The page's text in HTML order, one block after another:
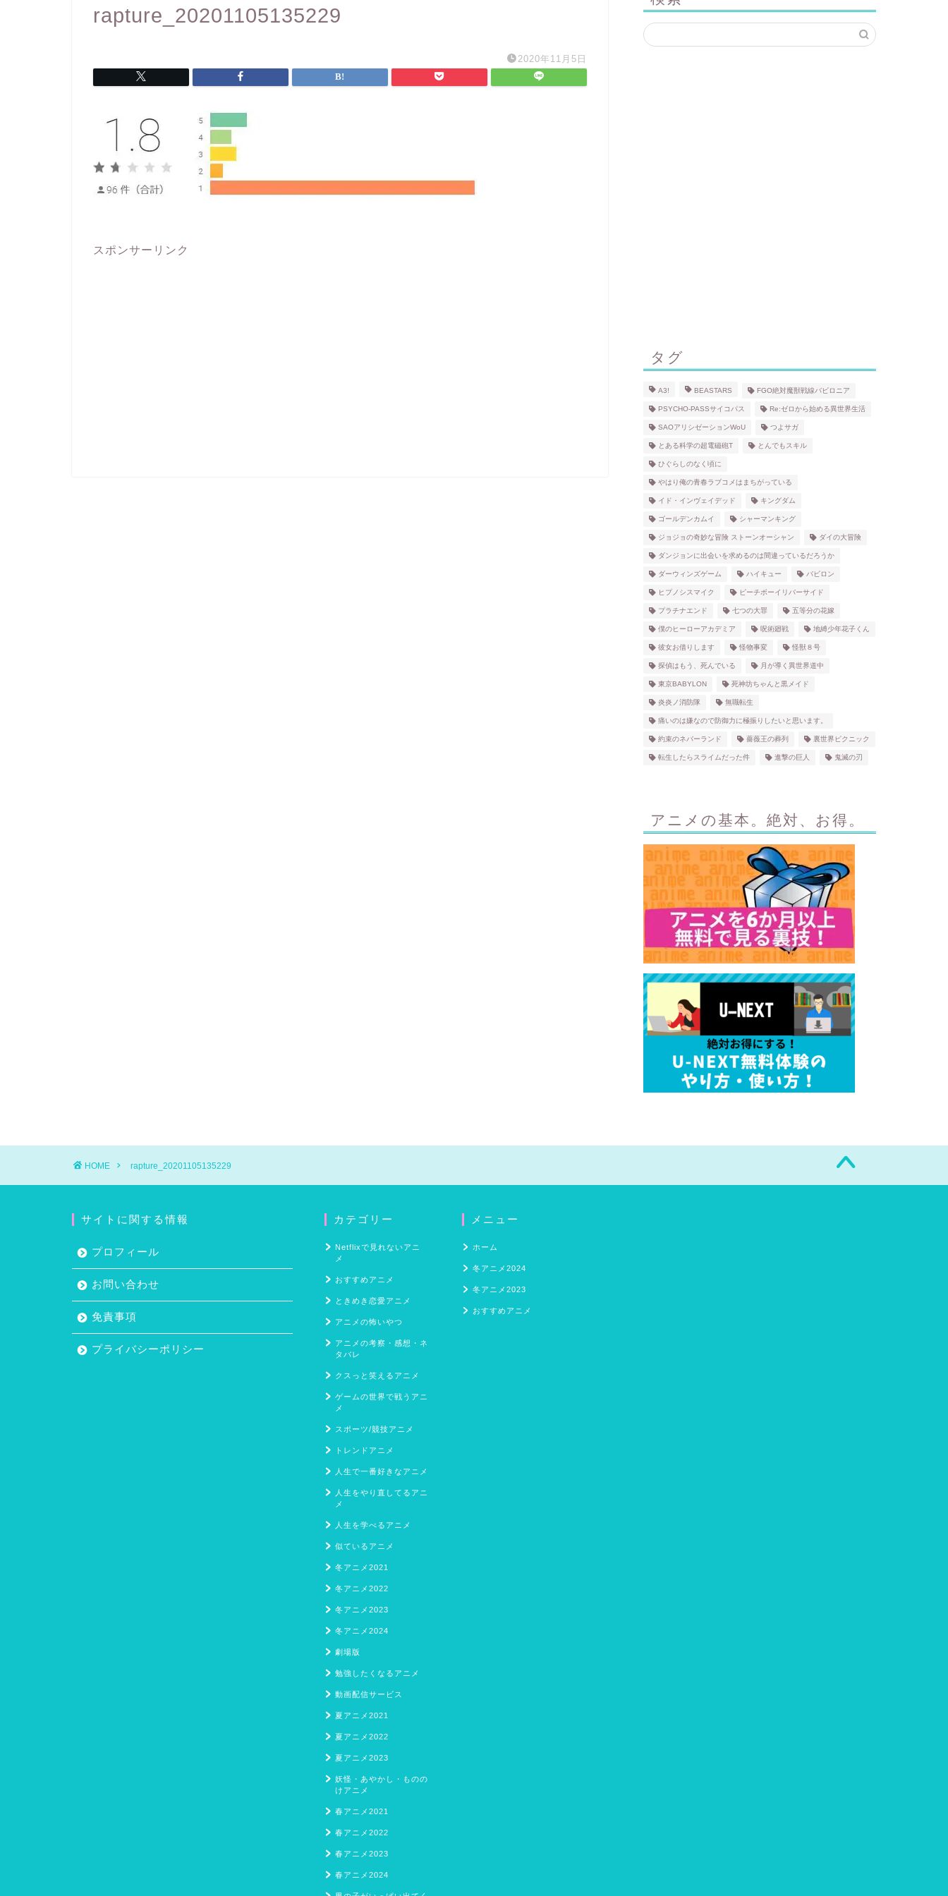
rapture_20201105135229
2020年11月5日
スポンサーリンク
タグ
A3! BEASTARS FGO絶対魔獣戦線バビロニア
PSYCHO-PASSサイコパス Re:ゼロから始める異世界生活
SAOアリシゼーションWoU つよサガ
とある科学の超電磁砲T とんでもスキル
ひぐらしのなく頃に
やはり俺の青春ラブコメはまちがっている
イド・インヴェイデッド キングダム
ゴールデンカムイ シャーマンキング
ジョジョの奇妙な冒険 ストーンオーシャン ダイの大冒険
ダンジョンに出会いを求めるのは間違っているだろうか
ダーウィンズゲーム ハイキュー バビロン
ヒプノシスマイク ピーチボーイリバーサイド
プラチナエンド 七つの大罪 五等分の花嫁
僕のヒーローアカデミア 呪術廻戦 地縛少年花子くん
彼女お借りします 怪物事変 怪獣８号
探偵はもう、死んでいる 月が導く異世界道中
東京BABYLON 死神坊ちゃんと黒メイド
炎炎ノ消防隊 無職転生
痛いのは嫌なので防御力に極振りしたいと思います。
約束のネバーランド 薔薇王の葬列 裏世界ピクニック
転生したらスライムだった件 進撃の巨人 鬼滅の刃
アニメの基本。絶対、お得。
HOME rapture_20201105135229
サイトに関する情報
プロフィール
お問い合わせ
免責事項
プライバシーポリシー
カテゴリー
Netflixで見れないアニ
メ
おすすめアニメ
ときめき恋愛アニメ
アニメの怖いやつ
アニメの考察・感想・ネ
タバレ
クスっと笑えるアニメ
ゲームの世界で戦うアニ
メ
スポーツ/競技アニメ
トレンドアニメ
人生で一番好きなアニメ
人生をやり直してるアニ
メ
人生を学べるアニメ
似ているアニメ
冬アニメ2021
冬アニメ2022
冬アニメ2023
冬アニメ2024
劇場版
勉強したくなるアニメ
動画配信サービス
夏アニメ2021
夏アニメ2022
夏アニメ2023
妖怪・あやかし・ものの
けアニメ
春アニメ2021
春アニメ2022
春アニメ2023
春アニメ2024
メニュー
ホーム
冬アニメ2024
冬アニメ2023
おすすめアニメ